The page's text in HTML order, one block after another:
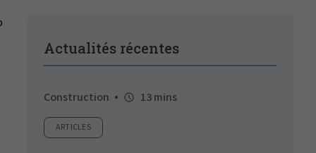
Actualités récentes
Construction 13 mins
ARTICLES